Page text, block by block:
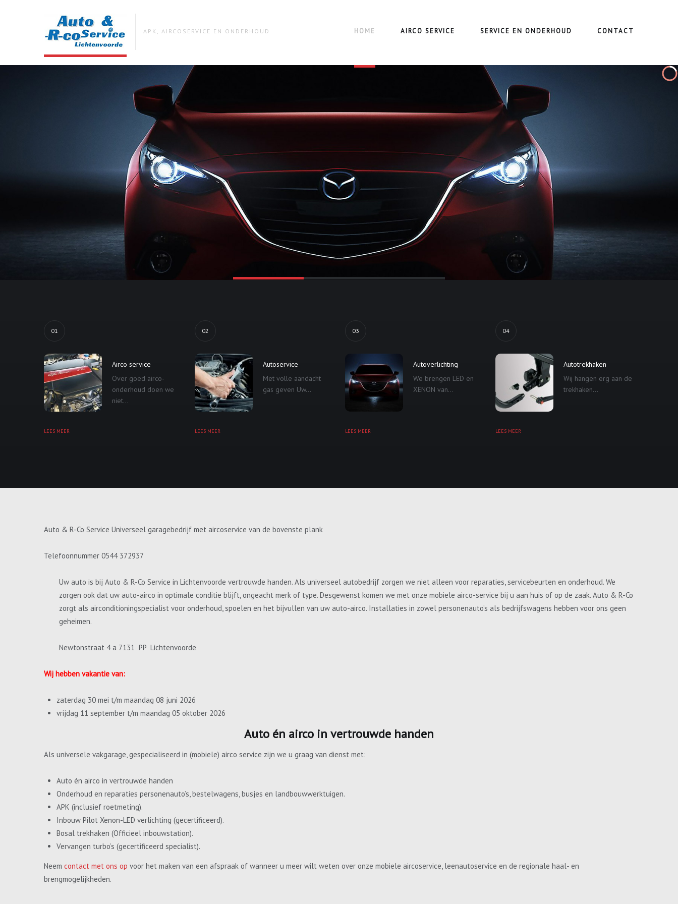
APK, AIRCOSERVICE EN ONDERHOUD HOME AIRCO SERVICE SERVICE EN ONDERHOUD CONTACT
01
Airco service
Over goed airco-
onderhoud doen we
niet...
LEES MEER
02
Autoservice
Met volle aandacht
gas geven Uw...
LEES MEER
03
Autoverlichting
We brengen LED en
XENON van...
LEES MEER
04
Autotrekhaken
Wij hangen erg aan de
trekhaken...
LEES MEER
Auto & R-Co Service Universeel garagebedrijf met aircoservice van de bovenste plank
Telefoonnummer 0544 372937
Uw auto is bij Auto & R-Co Service in Lichtenvoorde vertrouwde handen. Als universeel autobedrijf zorgen we niet alleen voor reparaties, servicebeurten en onderhoud. We
zorgen ook dat uw auto-airco in optimale conditie blijft, ongeacht merk of type. Desgewenst komen we met onze mobiele airco-service bij u aan huis of op de zaak. Auto & R-Co
zorgt als airconditioningspecialist voor onderhoud, spoelen en het bijvullen van uw auto-airco. Installaties in zowel personenauto’s als bedrijfswagens hebben voor ons geen
geheimen.
Newtonstraat 4 a 7131 PP Lichtenvoorde
Wij hebben vakantie van:
zaterdag 30 mei t/m maandag 08 juni 2026
vrijdag 11 september t/m maandag 05 oktober 2026
Auto én airco in vertrouwde handen
Als universele vakgarage, gespecialiseerd in (mobiele) airco service zijn we u graag van dienst met:
Auto én airco in vertrouwde handen
Onderhoud en reparaties personenauto’s, bestelwagens, busjes en landbouwwerktuigen.
APK (inclusief roetmeting).
Inbouw Pilot Xenon-LED verlichting (gecertificeerd).
Bosal trekhaken (Officieel inbouwstation).
Vervangen turbo’s (gecertificeerd specialist).
Neem contact met ons op voor het maken van een afspraak of wanneer u meer wilt weten over onze mobiele aircoservice, leenautoservice en de regionale haal- en
brengmogelijkheden.